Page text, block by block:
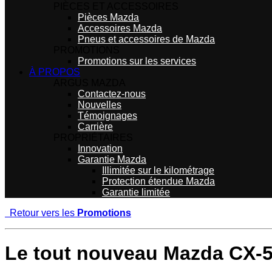
Pièces Mazda
Accessoires Mazda
Pneus et accessoires de Mazda
Promotions sur les services
À PROPOS
Contactez-nous
Nouvelles
Témoignages
Carrière
Innovation
Garantie Mazda
Illimitée sur le kilométrage
Protection étendue Mazda
Garantie limitée
Retour vers les Promotions
Le tout nouveau Mazda CX-